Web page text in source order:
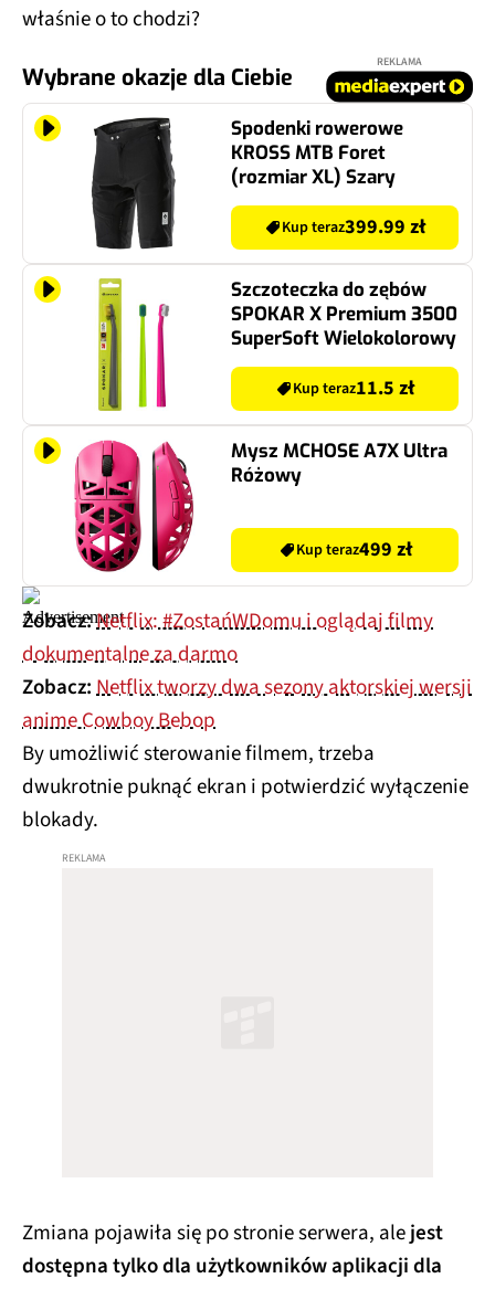
właśnie o to chodzi?
Wybrane okazje dla Ciebie
REKLAMA
Spodenki rowerowe
KROSS MTB Foret
(rozmiar XL) Szary
Kup teraz399.99 zł
Szczoteczka do zębów
SPOKAR X Premium 3500
SuperSoft Wielokolorowy
Kup teraz11.5 zł
Mysz MCHOSE A7X Ultra
Różowy
Kup teraz499 zł
Zobacz:Netflix: #ZostańWDomu i oglądaj filmy
dokumentalne za darmo
Zobacz:Netflix tworzy dwa sezony aktorskiej wersji
anime Cowboy Bebop
By umożliwić sterowanie filmem, trzeba
dwukrotnie puknąć ekran i potwierdzić wyłączenie
blokady.
Zmiana pojawiła się po stronie serwera, alejest
dostępna tylko dla użytkowników aplikacji dla